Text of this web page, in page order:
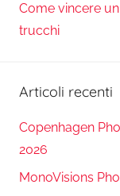
Come vincere
trucchi
Articoli recenti
Copenhagen
2026
MonoVisions